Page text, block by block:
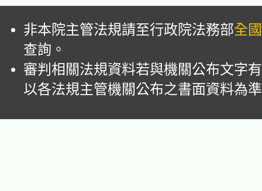
非本院主管法規請至行政院法務部全
查詢。
審判相關法規資料若與機關公布文字
以各法規主管機關公布之書面資料為